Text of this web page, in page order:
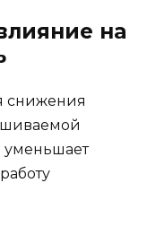
на
снижения
уменьшает